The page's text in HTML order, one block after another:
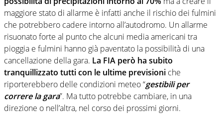
maggiore stato di allarme è infatti anche il rischio dei fulmini
che potrebbero cadere intorno all’autodromo. Un allarme
risuonato forte al punto che alcuni media americani tra
pioggia e fulmini hanno già paventato la possibilità di una
cancellazione della gara. La FIA però ha subito
tranquillizzato tutti con le ultime previsioni che
riporterebbero delle condizioni meteo “gestibili per
correre la gara”. Ma tutto potrebbe cambiare, in una
direzione o nell’altra, nel corso dei prossimi giorni.